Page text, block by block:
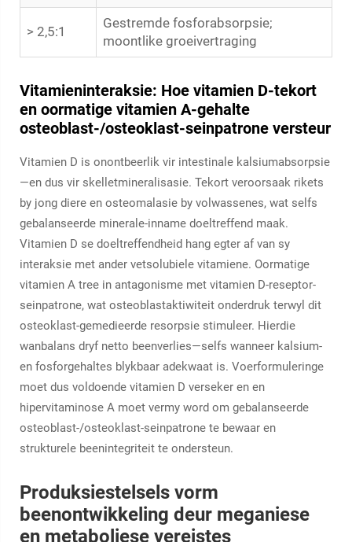
> 2,5:1
Gestremde fosforabsorpsie;
moontlike groeivertraging
Vitamieninteraksie: Hoe vitamien D-tekort
en oormatige vitamien A-gehalte
osteoblast-/osteoklast-seinpatrone versteur
Vitamien D is onontbeerlik vir intestinale kalsiumabsorpsie
—en dus vir skelletmineralisasie. Tekort veroorsaak rikets
by jong diere en osteomalasie by volwassenes, wat selfs
gebalanseerde minerale-inname doeltreffend maak.
Vitamien D se doeltreffendheid hang egter af van sy
interaksie met ander vetsolubiele vitamiene. Oormatige
vitamien A tree in antagonisme met vitamien D-reseptor-
seinpatrone, wat osteoblastaktiwiteit onderdruk terwyl dit
osteoklast-gemedieerde resorpsie stimuleer. Hierdie
wanbalans dryf netto beenverlies—selfs wanneer kalsium-
en fosforgehaltes blykbaar adekwaat is. Voerformuleringe
moet dus voldoende vitamien D verseker en en
hipervitaminose A moet vermy word om gebalanseerde
osteoblast-/osteoklast-seinpatrone te bewaar en
strukturele beenintegriteit te ondersteun.
Produksiestelsels vorm
beenontwikkeling deur meganiese
en metaboliese vereistes